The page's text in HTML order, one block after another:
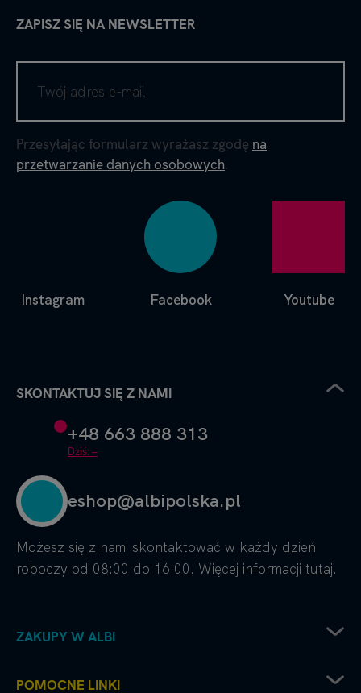
ZAPISZ SIĘ NA NEWSLETTER
Przesyłając formularz wyrażasz zgodę na
przetwarzanie danych osobowych.
Facebook
Instagram Youtube
SKONTAKTUJ SIĘ Z NAMI
+48 663 888 313
Dziś: –
eshop@albipolska.pl
Możesz się z nami skontaktować w każdy dzień
roboczy od 08:00 do 16:00. Więcej informacji tutaj.
ZAKUPY W ALBI
POMOCNE LINKI